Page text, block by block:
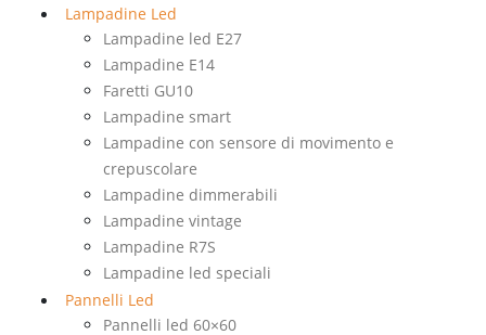
Lampadine Led
Lampadine led E27
Lampadine E14
Faretti GU10
Lampadine smart
Lampadine con sensore di movimento e
crepuscolare
Lampadine dimmerabili
Lampadine vintage
Lampadine R7S
Lampadine led speciali
Pannelli Led
Pannelli led 60×60